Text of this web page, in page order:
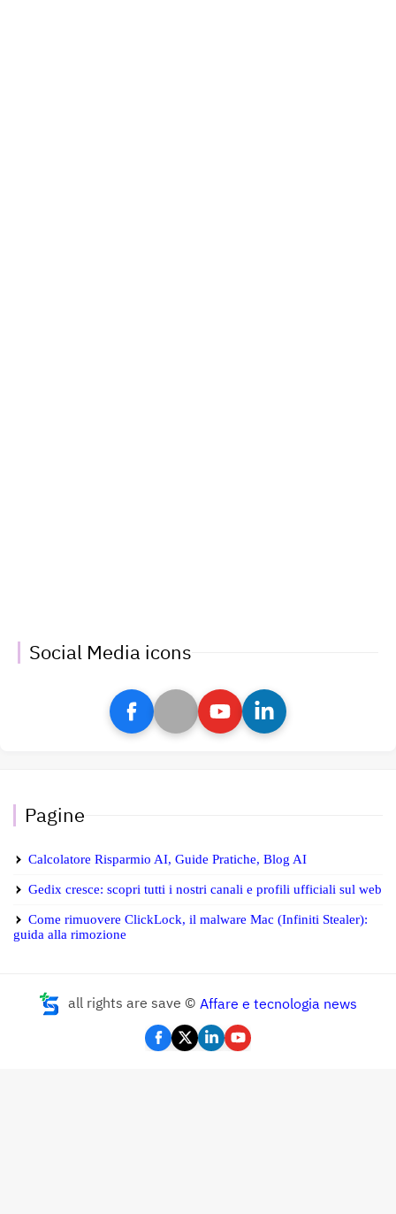
Social Media icons
Pagine
Calcolatore Risparmio AI, Guide Pratiche, Blog AI
Gedix cresce: scopri tutti i nostri canali e profili ufficiali sul web
Come rimuovere ClickLock, il malware Mac (Infiniti Stealer):
guida alla rimozione
all rights are save © Affare e tecnologia news